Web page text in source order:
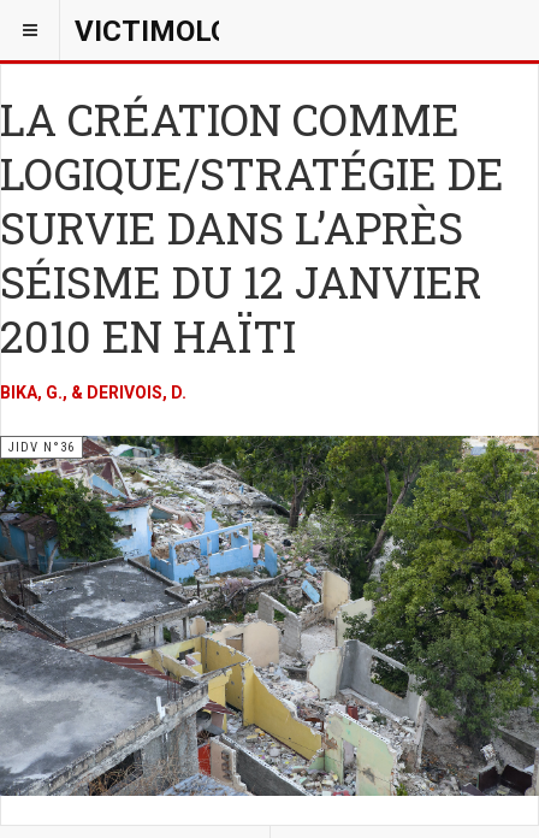
VICTIMOLOGIEPSY
LA CRÉATION COMME
LOGIQUE/STRATÉGIE DE
SURVIE DANS L’APRÈS
SÉISME DU 12 JANVIER
2010 EN HAÏTI
BIKA, G., & DERIVOIS, D.
JIDV N°36